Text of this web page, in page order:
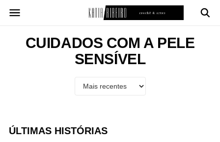
para
conteúdoCUIDADOS COM A PELE
SENSÍVEL
ÚLTIMAS HISTÓRIAS